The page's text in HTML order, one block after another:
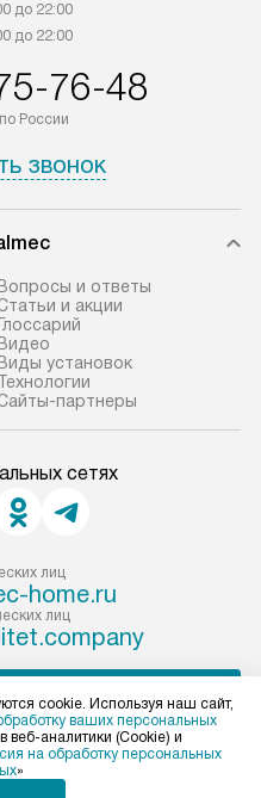
до 22:00
до 22:00
76-48
России
звонок
Вопросы и ответы
и акции
Глоссарий
Видео
Виды установок
партнеры
сетях
лиц
home.ru
лиц
cookie. Используя наш сайт,
ваших персональных
веб-аналитики (Cookie) и
на обработку персональных
»